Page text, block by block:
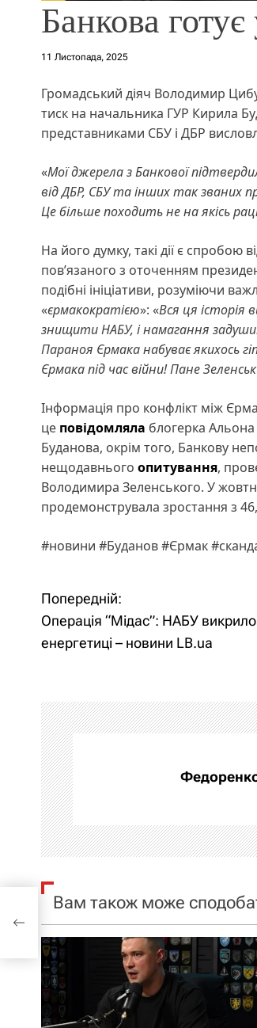
Банкова
11 Листопада, 2025
Громадський діяч Володимир
тиск на начальника ГУР Кирила
представниками СБУ і ДБР
«Мої джерела з Банкової
від ДБР, СБУ та інших так званих
Це більше походить не на якісь
На його думку, такі дії є спробою
пов’язаного з оточенням
подібні ініціативи, розуміючи
«єрмакократією»: «Вся ця історія
знищити НАБУ, і намагання
Параноя Єрмака набуває якихось
Єрмака під час війни! Пане
Інформація про конфлікт між
це повідомляла блогерка
Буданова, окрім того, Банкову
нещодавнього опитування,
Володимира Зеленського. У
продемонструвала зростання з
#новини #Буданов #Єрмак
Н
а
і
г
а
ц
і
я
а
п
Попередній:
Операція “Мідас”: НАБУ викрило
енергетиці – новини LB.ua
Вам також може